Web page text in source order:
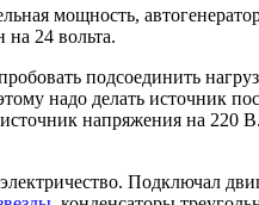
мощность,
на 24 вольта.
подсоединить
надо делать источник
напряжения на 220
Подключал